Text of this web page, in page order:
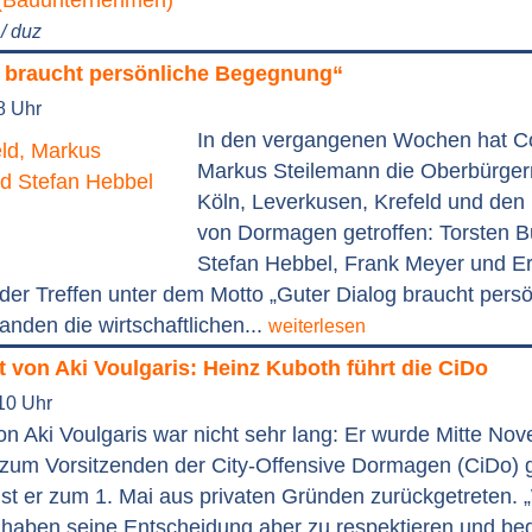
duz
persönliche Begegnung“
Uhr
In den vergangenen Wochen hat
Markus Steilemann die
Köln, Leverkusen, Krefeld und den
von Dormagen getroffen: Torsten
Stefan Hebbel, Frank Meyer und
Treffen unter dem Motto „Guter Dialog braucht
die wirtschaftlichen... weiterlesen
von Aki Voulgaris: Heinz Kuboth führt die CiDo
Uhr
Aki Voulgaris war nicht sehr lang: Er wurde Mitte
Vorsitzenden der City-Offensive Dormagen (CiDo)
er zum 1. Mai aus privaten Gründen zurückgetreten.
seine Entscheidung aber zu respektieren und